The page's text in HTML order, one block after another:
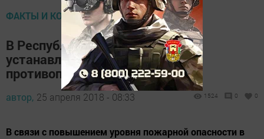
ФАКТЫ И КОММЕНТАРИИ
В Республике Татарстан
устанавливается особый
противопожарный режим
автор, 25 апреля 2018 - 08:33 1524 0 0
В связи с повышением уровня пожарной опасности в